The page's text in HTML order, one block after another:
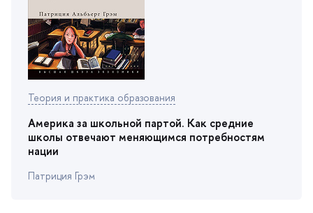
Теория и практика образования
Америка за школьной партой. Как средние
школы отвечают меняющимся потребностям
нации
Патриция Грэм